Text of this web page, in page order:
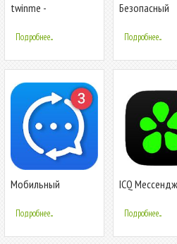
twinme -
мессенджер
Подробнее...
Безопасный
Подробнее...
Мобильный
скрытый чат,
сообщение
Подробнее...
ICQ
человек и чаты
Подробнее...